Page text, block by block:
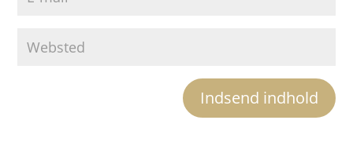
Indsend indhold